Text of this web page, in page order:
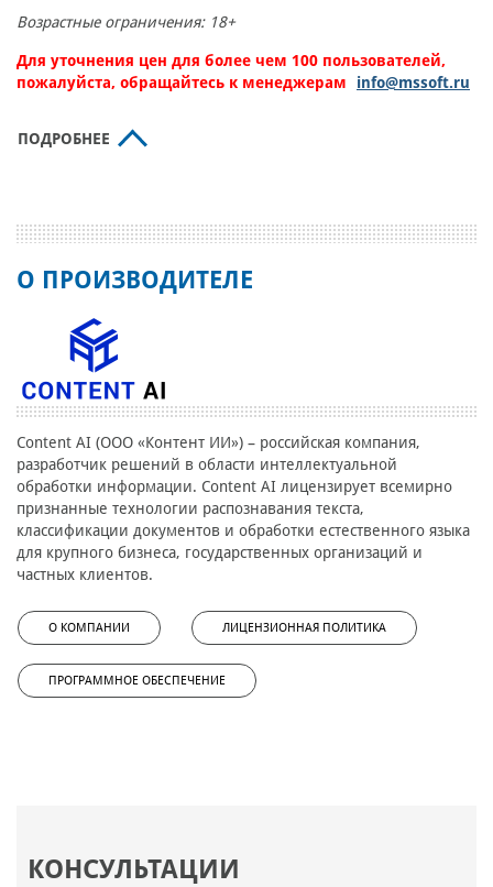
КОНСУЛЬТАЦИИ
Возрастные ограничения: 18+
Для уточнения цен для более чем 100 пользователей,
пожалуйста, обращайтесь к менеджерам
info@mssoft.ru
ПОДРОБНЕЕ
О ПРОИЗВОДИТЕЛЕ
Content AI (ООО «Контент ИИ») – российская компания,
разработчик решений в области интеллектуальной
обработки информации. Content AI лицензирует всемирно
признанные технологии распознавания текста,
классификации документов и обработки естественного языка
для крупного бизнеса, государственных организаций и
частных клиентов.
О КОМПАНИИ ЛИЦЕНЗИОННАЯ ПОЛИТИКА
ПРОГРАММНОЕ ОБЕСПЕЧЕНИЕ